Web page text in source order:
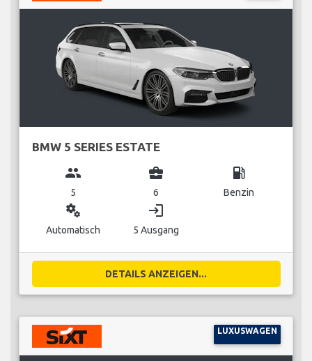
BMW 5 SERIES ESTATE
group
5
business_center
6
local_gas_station
Benzin
miscellaneous_services
Automatisch
login
5 Ausgang
DETAILS ANZEIGEN...
LUXUSWAGEN